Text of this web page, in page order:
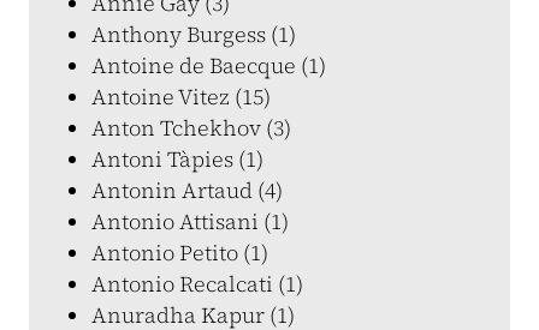
Anthony Burgess (1)
Antoine de Baecque (1)
Antoine Vitez (15)
Anton Tchekhov (3)
Antoni Tàpies (1)
Antonin Artaud (4)
Antonio Attisani (1)
Antonio Petito (1)
Antonio Recalcati (1)
Anuradha Kapur (1)